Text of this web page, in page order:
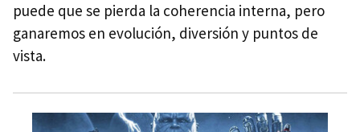
puede que se pierda la coherencia interna, pero
ganaremos en evolución, diversión y puntos de
vista.